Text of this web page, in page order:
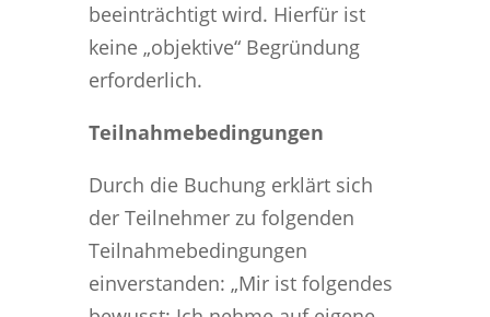
beeinträchtigt wird. Hierfür ist
keine „objektive“ Begründung
erforderlich.
Teilnahmebedingungen
Durch die Buchung erklärt sich
der Teilnehmer zu folgenden
Teilnahmebedingungen
einverstanden: „Mir ist folgendes